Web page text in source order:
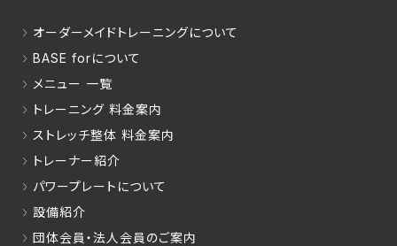
オーダーメイドトレーニングについて
BASE forについて
メニュー 一覧
トレーニング 料金案内
ストレッチ整体 料金案内
トレーナー紹介
パワープレートについて
設備紹介
団体会員・法人会員のご案内